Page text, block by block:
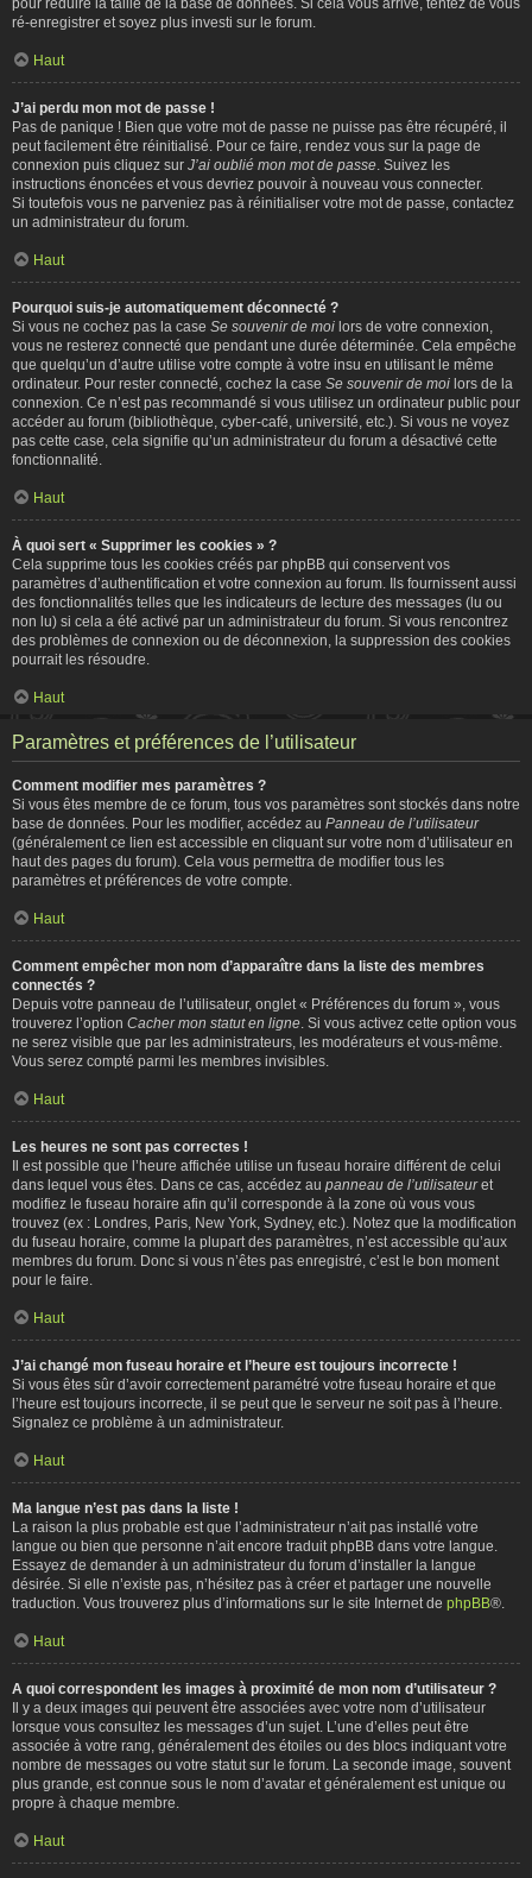
ré-enregistrer et soyez plus investi sur le forum.
Haut
J’ai perdu mon mot de passe !
Pas de panique ! Bien que votre mot de passe ne puisse pas être récupéré, il
peut facilement être réinitialisé. Pour ce faire, rendez vous sur la page de
connexion puis cliquez sur J’ai oublié mon mot de passe . Suivez les
instructions énoncées et vous devriez pouvoir à nouveau vous connecter.
Si toutefois vous ne parveniez pas à réinitialiser votre mot de passe, contactez
un administrateur du forum.
Haut
Pourquoi suis-je automatiquement déconnecté ?
Si vous ne cochez pas la case Se souvenir de moi lors de votre connexion,
vous ne resterez connecté que pendant une durée déterminée. Cela empêche
que quelqu’un d’autre utilise votre compte à votre insu en utilisant le même
ordinateur. Pour rester connecté, cochez la case Se souvenir de moi lors de la
connexion. Ce n’est pas recommandé si vous utilisez un ordinateur public pour
accéder au forum (bibliothèque, cyber-café, université, etc.). Si vous ne voyez
pas cette case, cela signifie qu’un administrateur du forum a désactivé cette
fonctionnalité.
Haut
À quoi sert « Supprimer les cookies » ?
Cela supprime tous les cookies créés par phpBB qui conservent vos
paramètres d’authentification et votre connexion au forum. Ils fournissent aussi
des fonctionnalités telles que les indicateurs de lecture des messages (lu ou
non lu) si cela a été activé par un administrateur du forum. Si vous rencontrez
des problèmes de connexion ou de déconnexion, la suppression des cookies
pourrait les résoudre.
Haut
Paramètres et préférences de l’utilisateur
Comment modifier mes paramètres ?
Si vous êtes membre de ce forum, tous vos paramètres sont stockés dans notre
base de données. Pour les modifier, accédez au Panneau de l’utilisateur
(généralement ce lien est accessible en cliquant sur votre nom d’utilisateur en
haut des pages du forum). Cela vous permettra de modifier tous les
paramètres et préférences de votre compte.
Haut
Comment empêcher mon nom d’apparaître dans la liste des membres
connectés ?
Depuis votre panneau de l’utilisateur, onglet « Préférences du forum », vous
trouverez l’option Cacher mon statut en ligne . Si vous activez cette option vous
ne serez visible que par les administrateurs, les modérateurs et vous-même.
Vous serez compté parmi les membres invisibles.
Haut
Les heures ne sont pas correctes !
Il est possible que l’heure affichée utilise un fuseau horaire différent de celui
dans lequel vous êtes. Dans ce cas, accédez au panneau de l’utilisateuret
modifiez le fuseau horaire afin qu’il corresponde à la zone où vous vous
trouvez (ex : Londres, Paris, New York, Sydney, etc.). Notez que la modification
du fuseau horaire, comme la plupart des paramètres, n’est accessible qu’aux
membres du forum. Donc si vous n’êtes pas enregistré, c’est le bon moment
pour le faire.
Haut
J’ai changé mon fuseau horaire et l’heure est toujours incorrecte !
Si vous êtes sûr d’avoir correctement paramétré votre fuseau horaire et que
l’heure est toujours incorrecte, il se peut que le serveur ne soit pas à l’heure.
Signalez ce problème à un administrateur.
Haut
Ma langue n’est pas dans la liste !
La raison la plus probable est que l’administrateur n’ait pas installé votre
langue ou bien que personne n’ait encore traduit phpBB dans votre langue.
Essayez de demander à un administrateur du forum d’installer la langue
désirée. Si elle n’existe pas, n’hésitez pas à créer et partager une nouvelle
traduction. Vous trouverez plus d’informations sur le site Internet de phpBB®.
Haut
A quoi correspondent les images à proximité de mon nom d’utilisateur ?
Il y a deux images qui peuvent être associées avec votre nom d’utilisateur
lorsque vous consultez les messages d’un sujet. L’une d’elles peut être
associée à votre rang, généralement des étoiles ou des blocs indiquant votre
nombre de messages ou votre statut sur le forum. La seconde image, souvent
plus grande, est connue sous le nom d’avatar et généralement est unique ou
propre à chaque membre.
Haut